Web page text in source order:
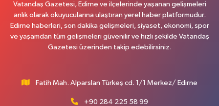
Vatandaş Gazetesi, Edirne ve ilçelerinde yaşanan gelişmeleri
anlık olarak okuyucularına ulaştıran yerel haber platformudur.
Edirne haberleri, son dakika gelişmeleri, siyaset, ekonomi, spor
ve yaşamdan tüm gelişmeleri güvenilir ve hızlı şekilde Vatandaş
Gazetesi üzerinden takip edebilirsiniz.
Fatih Mah. Alparslan Türkeş cd. 1/1 Merkez/ Edirne
+90 284 225 58 99